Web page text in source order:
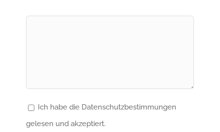
Ich habe die Datenschutzbestimmungen
gelesen und akzeptiert.